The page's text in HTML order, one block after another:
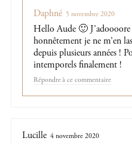
Daphné 5 novembre 2020
Hello Aude 🙂 J’adoooore
honnêtement je ne m’en
depuis plusieurs années !
intemporels finalement !
Répondre
Lucille 4 novembre 2020